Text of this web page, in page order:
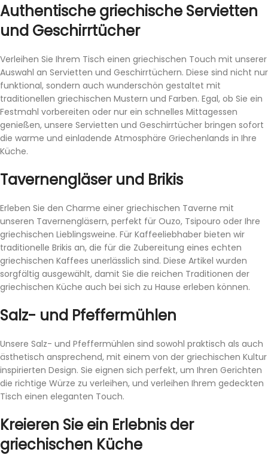
Authentische griechische Servietten
und Geschirrtücher
Verleihen Sie Ihrem Tisch einen griechischen Touch mit unserer
Auswahl an Servietten und Geschirrtüchern. Diese sind nicht nur
funktional, sondern auch wunderschön gestaltet mit
traditionellen griechischen Mustern und Farben. Egal, ob Sie ein
Festmahl vorbereiten oder nur ein schnelles Mittagessen
genießen, unsere Servietten und Geschirrtücher bringen sofort
die warme und einladende Atmosphäre Griechenlands in Ihre
Küche.
Tavernengläser und Brikis
Erleben Sie den Charme einer griechischen Taverne mit
unseren Tavernengläsern, perfekt für Ouzo, Tsipouro oder Ihre
griechischen Lieblingsweine. Für Kaffeeliebhaber bieten wir
traditionelle Brikis an, die für die Zubereitung eines echten
griechischen Kaffees unerlässlich sind. Diese Artikel wurden
sorgfältig ausgewählt, damit Sie die reichen Traditionen der
griechischen Küche auch bei sich zu Hause erleben können.
Salz- und Pfeffermühlen
Unsere Salz- und Pfeffermühlen sind sowohl praktisch als auch
ästhetisch ansprechend, mit einem von der griechischen Kultur
inspirierten Design. Sie eignen sich perfekt, um Ihren Gerichten
die richtige Würze zu verleihen, und verleihen Ihrem gedeckten
Tisch einen eleganten Touch.
Kreieren Sie ein Erlebnis der
griechischen Küche